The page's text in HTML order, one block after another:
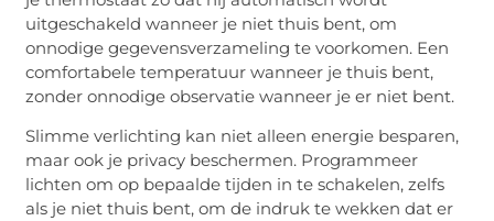
uitgeschakeld wanneer je niet thuis bent, om
onnodige gegevensverzameling te voorkomen. Een
comfortabele temperatuur wanneer je thuis bent,
zonder onnodige observatie wanneer je er niet bent.
Slimme verlichting kan niet alleen energie besparen,
maar ook je privacy beschermen. Programmeer
lichten om op bepaalde tijden in te schakelen, zelfs
als je niet thuis bent, om de indruk te wekken dat er